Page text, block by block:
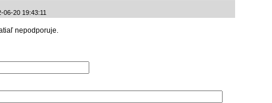
06-20 19:43:11
nepodporuje.